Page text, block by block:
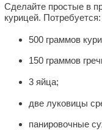
Сделайте простые в
курицей. Потребуется:
500 граммов
150 граммов
3 яйца;
две луковицы
панировочные